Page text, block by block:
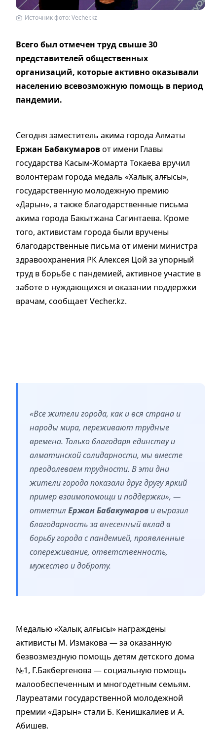
Источник фото: Vecher.kz
Всего был отмечен труд свыше 30
представителей общественных
организаций, которые активно оказывали
населению всевозможную помощь в период
пандемии.
Сегодня заместитель акима города Алматы
Ержан Бабакумаровот имени Главы
государства Касым-Жомарта Токаева вручил
волонтерам города медаль «Халық алғысы»,
государственную молодежную премию
«Дарын», а также благодарственные письма
акима города Бакытжана Сагинтаева. Кроме
того, активистам города были вручены
благодарственные письма от имени министра
здравоохранения РК Алексея Цой за упорный
труд в борьбе с пандемией, активное участие в
заботе о нуждающихся и оказании поддержки
врачам, сообщает Vecher.kz.
«Все жители города, как и вся страна и
народы мира, переживают трудные
времена. Только благодаря единству и
алматинской солидарности, мы вместе
преодолеваем трудности. В эти дни
жители города показали друг другу яркий
пример взаимопомощи и поддержки», —
отметил Ержан Бабакумаров и выразил
благодарность за внесенный вклад в
борьбу города с пандемией, проявленные
сопереживание, ответственность,
мужество и доброту.
Медалью «Халық алғысы» награждены
активисты М. Измакова — за оказанную
безвозмездную помощь детям детского дома
№1, Г.Бакбергенова — социальную помощь
малообеспеченным и многодетным семьям.
Лауреатами государственной молодежной
премии «Дарын» стали Б. Кенишкалиев и А.
Абишев.